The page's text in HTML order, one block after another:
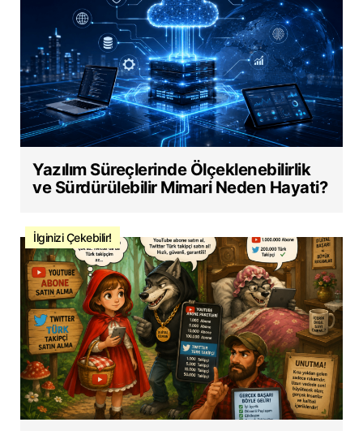
Yazılım Süreçlerinde Ölçeklenebilirlik
ve Sürdürülebilir Mimari Neden Hayati?
İlginizi Çekebilir!